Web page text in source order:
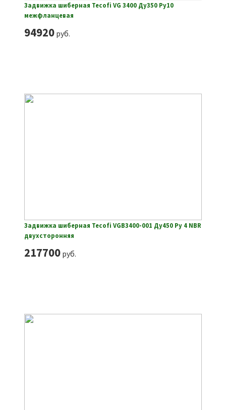
Задвижка шиберная Tecofi VG 3400 Ду350 Ру10
межфланцевая
94920руб.
Задвижка шиберная Tecofi VGB3400-001 Ду450 Ру 4 NBR
двухсторонняя
217700руб.